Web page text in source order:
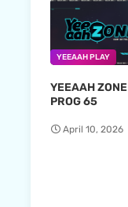
YEEAAH PLAY
YEEAAH
PROG 65
April 10, 2026